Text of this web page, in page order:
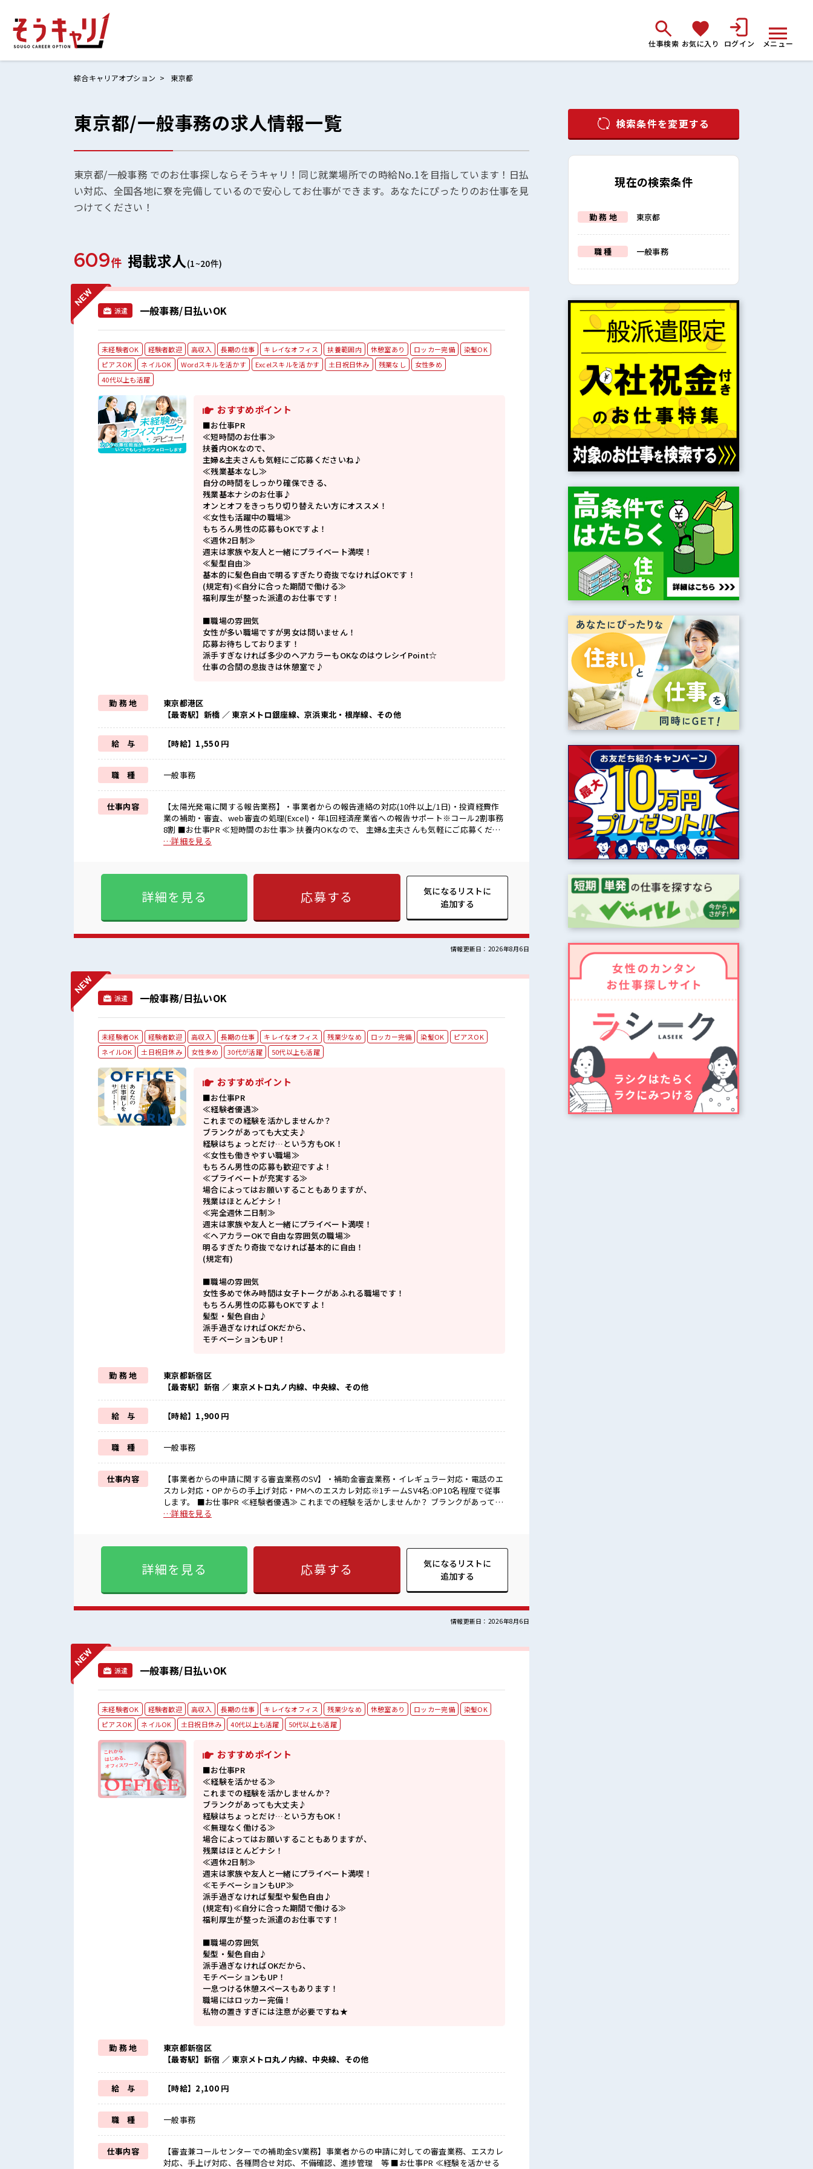
仕事検索 お気に入り ログイン メニュー
ホームにもどる
お気に入りリスト
お問い合わせ
綜合キャリアオプション 東京都
東京都/一般事務の求人情報一覧
東京都/一般事務 でのお仕事探しならそうキャリ！同じ就業場所での時給No.1を目指しています！日払
い対応、全国各地に寮を完備しているので安心してお仕事ができます。あなたにぴったりのお仕事を見
つけてください！
609件 掲載求人(1~20件)
派遣 一般事務/日払いOK
未経験者OK 経験者歓迎 高収入 長期の仕事 キレイなオフィス 扶養範囲内 休憩室あり ロッカー完備
染髪OK
ピアスOK
ネイルOK Wordスキルを活かす Excelスキルを活かす 土日祝日休み 残業なし
女性多め
40代以上も活躍
おすすめポイント
■お仕事PR
≪短時間のお仕事≫
扶養内OKなので、
主婦&主夫さんも気軽にご応募くださいね♪
≪残業基本なし≫
自分の時間をしっかり確保できる、
残業基本ナシのお仕事♪
オンとオフをきっちり切り替えたい方にオススメ！
≪女性も活躍中の職場≫
もちろん男性の応募もOKですよ！
≪週休2日制≫
週末は家族や友人と一緒にプライベート満喫！
≪髪型自由≫
基本的に髪色自由で明るすぎたり奇抜でなければOKです！
(規定有)≪自分に合った期間で働ける≫
福利厚生が整った派遣のお仕事です！
■職場の雰囲気
女性が多い職場ですが男女は問いません！
応募お待ちしております！
派手すぎなければ多少のヘアカラーもOKなのはウレシイPoint☆
仕事の合間の息抜きは休憩室で♪
勤 務 地
東京都港区
【最寄駅】新橋 ／ 東京メトロ銀座線、京浜東北・根岸線、その他
給 与 【時給】1,550 円
職 種 一般事務
仕事内容
【太陽光発電に関する報告業務】・事業者からの報告連絡の対応(10件以上/1日)・投資経費作
業の補助・審査、web審査の処理(Excel)・年1回経済産業省への報告サポート※コール2割事務
8割 ■お仕事PR ≪短時間のお仕事≫ 扶養内OKなので、 主婦&主夫さんも気軽にご応募くださ
いね♪ ≪残業基本なし≫ 自分の時間をしっかり確保できる、 残業基本ナシのお仕事♪ オンと
的に髪色自由で明るすぎたり奇抜でなければOKです！ (規定有)≪自分に合った期間で働ける≫
ん！ 応募お待ちしております！ 派手すぎなければ多少のヘアカラーもOKなのはウレシイ
…詳細を見る
詳細を見る 応募する
気になるリストに
追加する
情報更新日：2026年8月6日
派遣 一般事務/日払いOK
未経験者OK 経験者歓迎 高収入 長期の仕事 キレイなオフィス 残業少なめ ロッカー完備 染髪OK
ピアスOK
ネイルOK
土日祝日休み 女性多め 30代が活躍 50代以上も活躍
おすすめポイント
■お仕事PR
≪経験者優遇≫
これまでの経験を活かしませんか？
ブランクがあっても大丈夫♪
経験はちょっとだけ…という方もOK！
≪女性も働きやすい職場≫
もちろん男性の応募も歓迎ですよ！
≪プライベートが充実する≫
場合によってはお願いすることもありますが、
残業はほとんどナシ！
≪完全週休二日制≫
週末は家族や友人と一緒にプライベート満喫！
≪ヘアカラーOKで自由な雰囲気の職場≫
明るすぎたり奇抜でなければ基本的に自由！
(規定有)
■職場の雰囲気
女性多めで休み時間は女子トークがあふれる職場です！
もちろん男性の応募もOKですよ！
髪型・髪色自由♪
派手過ぎなければOKだから、
モチベーションもUP！
勤 務 地
東京都新宿区
【最寄駅】新宿 ／ 東京メトロ丸ノ内線、中央線、その他
給 与 【時給】1,900 円
職 種 一般事務
仕事内容
【事業者からの申請に関する審査業務のSV】・補助金審査業務・イレギュラー対応・電話のエ
スカレ対応・OPからの手上げ対応・PMへのエスカレ対応※1チームSV4名:OP10名程度で従事
します。 ■お仕事PR ≪経験者優遇≫ これまでの経験を活かしませんか？ ブランクがあっても
大丈夫♪ 経験はちょっとだけ…という方もOK！ ≪女性も働きやすい職場≫ もちろん男性の応
喫！ ≪ヘアカラーOKで自由な雰囲気の職場≫ 明るすぎたり奇抜でなければ基本的に自由！
の応募もOKですよ！ 髪型・髪色自由♪ 派手過ぎなければOKだから、 モチベーションもUP！
…詳細を見る
詳細を見る 応募する
気になるリストに
追加する
情報更新日：2026年8月6日
派遣 一般事務/日払いOK
未経験者OK 経験者歓迎 高収入 長期の仕事 キレイなオフィス 残業少なめ 休憩室あり ロッカー完備
染髪OK
ピアスOK
ネイルOK 土日祝日休み 40代以上も活躍 50代以上も活躍
おすすめポイント
■お仕事PR
≪経験を活かせる≫
これまでの経験を活かしませんか？
ブランクがあっても大丈夫♪
経験はちょっとだけ…という方もOK！
≪無理なく働ける≫
場合によってはお願いすることもありますが、
残業はほとんどナシ！
≪週休2日制≫
週末は家族や友人と一緒にプライベート満喫！
≪モチベーションもUP≫
派手過ぎなければ髪型や髪色自由♪
(規定有)≪自分に合った期間で働ける≫
福利厚生が整った派遣のお仕事です！
■職場の雰囲気
髪型・髪色自由♪
派手過ぎなければOKだから、
モチベーションもUP！
一息つける休憩スペースもあります！
職場にはロッカー完備！
私物の置きすぎには注意が必要ですね★
勤 務 地
東京都新宿区
【最寄駅】新宿 ／ 東京メトロ丸ノ内線、中央線、その他
給 与 【時給】2,100 円
職 種 一般事務
仕事内容
【審査兼コールセンターでの補助金SV業務】事業者からの申請に対しての審査業務、エスカレ
対応、手上げ対応、各種問合せ対応、不備確認、進捗管理 等 ■お仕事PR ≪経験を活かせる
検索条件を変更する
現在の検索条件
勤 務 地 東京都
職 種 一般事務